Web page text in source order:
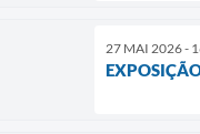
27 MAI 2026 -